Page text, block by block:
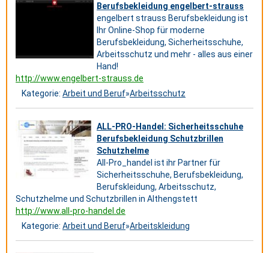
Berufsbekleidung engelbert-strauss
engelbert strauss Berufsbekleidung ist
Ihr Online-Shop für moderne
Berufsbekleidung, Sicherheitsschuhe,
Arbeitsschutz und mehr - alles aus einer
Hand!
http://www.engelbert-strauss.de
Kategorie: Arbeit und Beruf»Arbeitsschutz
ALL-PRO-Handel: Sicherheitsschuhe
Berufsbekleidung Schutzbrillen
Schutzhelme
All-Pro_handel ist ihr Partner für
Sicherheitsschuhe, Berufsbekleidung,
Berufskleidung, Arbeitsschutz,
Schutzhelme und Schutzbrillen in Althengstett
http://www.all-pro-handel.de
Kategorie: Arbeit und Beruf»Arbeitskleidung